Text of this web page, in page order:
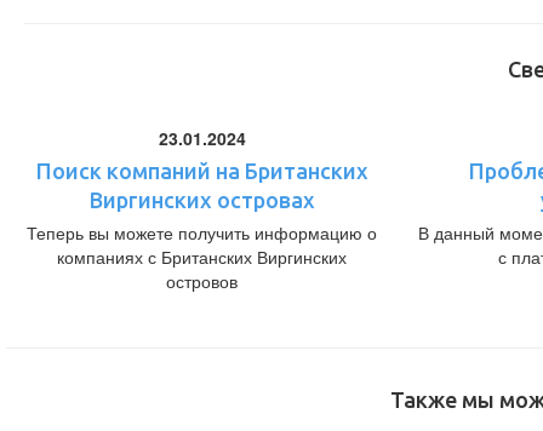
23.01.2024
Поиск компаний на Британских
Виргинских островах
Теперь вы можете получить информацию о
компаниях с Британских Виргинских
островов
В данный
с
Также мы